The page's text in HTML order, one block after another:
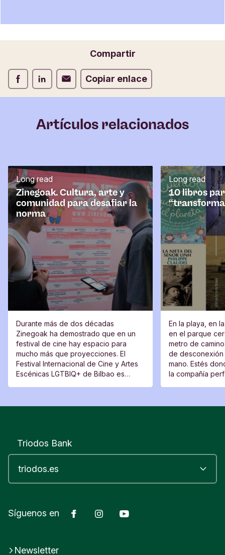
a
d
e
c
r
i
o
Correo electrónicoCompartir
Compartir Facebook
Compartir LinkedIn
Compartir Correo electrónico
Copiar enlace
Artículos relacionados
Zinegoak. Cultura, arte y
comunidad para desafiar la
norma
Long read
Durante más de dos décadas
Zinegoak ha demostrado que en un
festival de cine hay espacio para
mucho más que proyecciones. El
Festival Internacional de Cine y Artes
Escénicas LGTBIQ+ de Bilbao es
10 libros
Long read
En la playa, en
en el parque
metro de
de
mano. Estés
la compañía
Triodos Bank
Síguenos en FacebookInstagram
Newsletter